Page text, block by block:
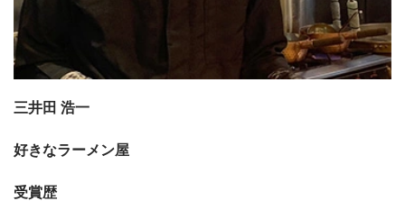
三井田 浩一
好きなラーメン屋
受賞歴